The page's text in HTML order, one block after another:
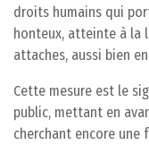
droits humains qui
honteux, atteinte à la
attaches, aussi bien
Cette mesure est le
public, mettant en
cherchant encore une